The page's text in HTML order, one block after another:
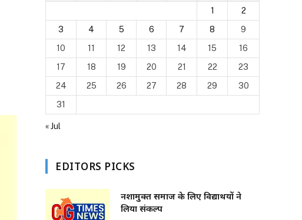
1
2
3
4 5 6 7 8
9
10
11 12 13 14 15
16
17
18 19 20 21 22
23
24
25 26 27 28 29
30
31
« Jul
EDITORS PICKS
नशामुक्त समाज के लिए विद्यार्थियों ने
लिया संकल्प